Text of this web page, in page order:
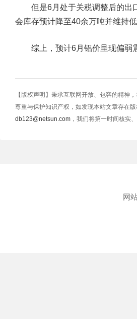
但是6月处于关税调整后的出口
会库存预计降至40余万吨并维持
综上，预计6月铝价呈现偏弱震
【版权声明】秉承互联网开放、包容的精神
尊重与保护知识产权，如发现本站文章存在
db123@netsun.com ，我们将第一时间核实、
网